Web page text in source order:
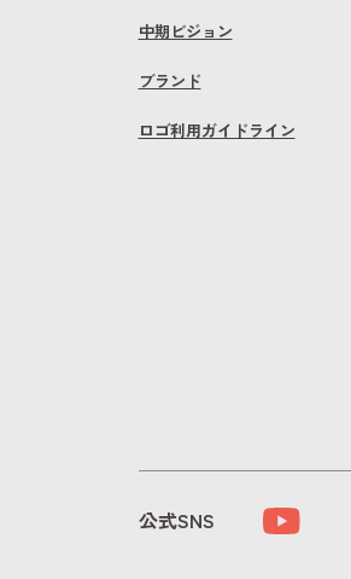
中期ビジョン
ブランド
ロゴ利用ガイドライン
公式SNS